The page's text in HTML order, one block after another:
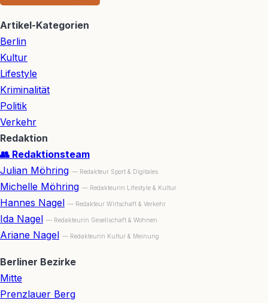
Artikel-Kategorien
Berlin
Kultur
Lifestyle
Kriminalität
Politik
Verkehr
Redaktion
👥 Redaktionsteam
Julian Möhring — Redakteur Sport & Digitales
Michelle Möhring — Redakteurin Lifestyle & Kultur
Hannes Nagel — Redakteur Wirtschaft & Verkehr
Ida Nagel — Redakteurin Gesellschaft & Wohnen
Ariane Nagel — Redakteurin Kultur & Meinung
Berliner Bezirke
Mitte
Prenzlauer Berg